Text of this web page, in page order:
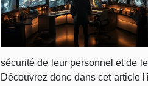
sécurité de leur personnel et de
Découvrez donc dans cet article